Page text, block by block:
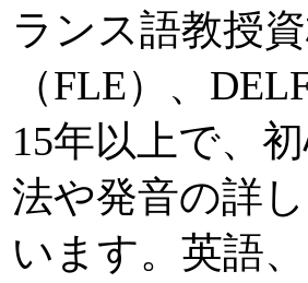
ランス語教授
（FLE）、
15年以上で、
法や発音の詳
います。英語